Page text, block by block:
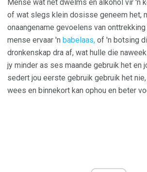
Mense wat net dwelms en alkohol vir 'n
of wat slegs klein dosisse geneem het,
onaangename gevoelens van
mense ervaar 'n babelaas, of 'n botsing
dronkenskap dra af, wat hulle die
jy minder as ses maande gebruik het en
sedert jou eerste gebruik gebruik het
wees en binnekort kan ophou en beter